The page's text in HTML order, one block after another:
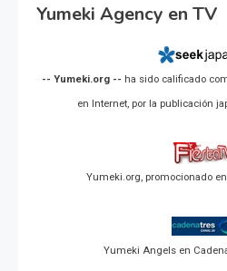
Yumeki Agency en TV
-- Yumeki.org -- ha sido calificado
en Internet, por la publicación
Yumeki.org, promocionado
Yumeki Angels en